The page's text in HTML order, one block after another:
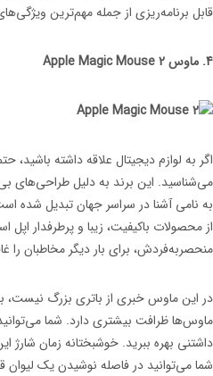
قابل برنامه‌ریزی از جمله مهم‌ترین
4. ماوس Apple Magic Mouse 2
اگر به لوازم دیجیتال علاقه داشته باشید،
می‌شناسید. این برند به دلیل طراحی‌های
از محصولات باکیفیت، زیبا و پرطرفدار
منحصربه‌فردش، برای بار دیگر مخاطبان را
در این ماوس خبری از باتری بزرگ نیست،
ماوس‌ها ظرافت بیشتری دارد. شما
داشتنی بهره ببرید. خوشبختانه زمان
شما می‌توانید در فاصله نوشیدن یک لیوان